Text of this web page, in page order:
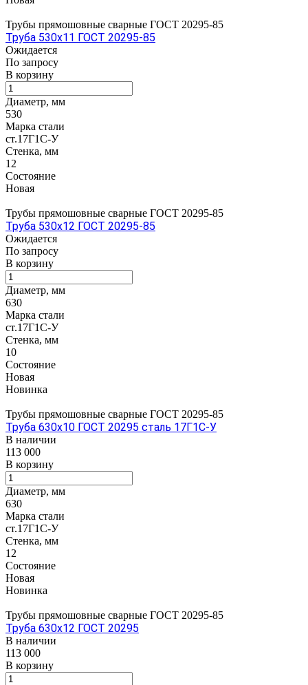
Трубы прямошовные сварные ГОСТ 20295-85
Труба 530х11 ГОСТ 20295-85
Ожидается
По запросу
В корзину
Диаметр, мм
530
Марка стали
ст.17Г1С-У
Стенка, мм
12
Состояние
Новая
Трубы прямошовные сварные ГОСТ 20295-85
Труба 530х12 ГОСТ 20295-85
Ожидается
По запросу
В корзину
Диаметр, мм
630
Марка стали
ст.17Г1С-У
Стенка, мм
10
Состояние
Новая
Новинка
Трубы прямошовные сварные ГОСТ 20295-85
Труба 630х10 ГОСТ 20295 сталь 17Г1С-У
В наличии
113 000
В корзину
Диаметр, мм
630
Марка стали
ст.17Г1С-У
Стенка, мм
12
Состояние
Новая
Новинка
Трубы прямошовные сварные ГОСТ 20295-85
Труба 630х12 ГОСТ 20295
В наличии
113 000
В корзину